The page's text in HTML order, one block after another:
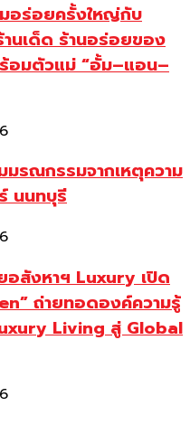
มอร่อยครั้งใหญ่กับ
นเด็ด ร้านอร่อยของ
อมตัวแม่ “อั้ม–แอน–
มรณกรรมจากเหตุความ
นนทบุรี
อสังหาฯ Luxury เปิด
ถ่ายทอดองค์ความรู้
Living สู่ Global